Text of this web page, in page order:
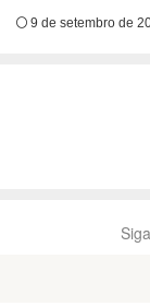
9 de setembro de